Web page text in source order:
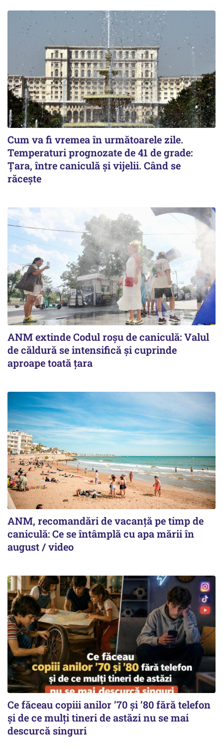
Cum va fi vremea în următoarele zile.
Temperaturi prognozate de 41 de grade:
Țara, între caniculă și vijelii. Când se
răcește
ANM extinde Codul roșu de caniculă: Valul
de căldură se intensifică și cuprinde
aproape toată țara
ANM, recomandări de vacanță pe timp de
caniculă: Ce se întâmplă cu apa mării în
august / video
Ce făceau copiii anilor ’70 și ’80 fără telefon
și de ce mulți tineri de astăzi nu se mai
descurcă singuri